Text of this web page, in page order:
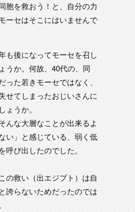
胞を救おう！と、自分の力
ーセはそこにはいませんで
も後になってモーセを召し
うか。何故、40代の、同
った若きモーセではなく、
せてしまったおじいさんに
ょうか。
んな大層なことが出来るよ
い」と感じている、弱く低
呼び出したのでした。
の救い（出エジプト）は自
誇らないためだったのでは